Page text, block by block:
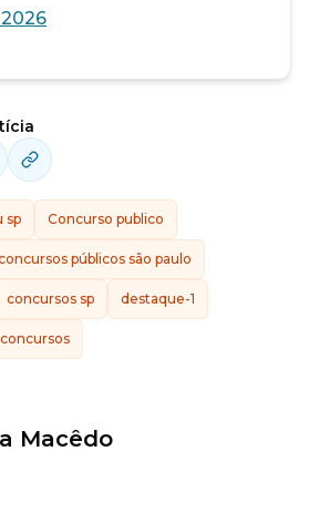
2026
sp Concurso publico
públicos são paulo
concursos sp destaque-1
Macêdo